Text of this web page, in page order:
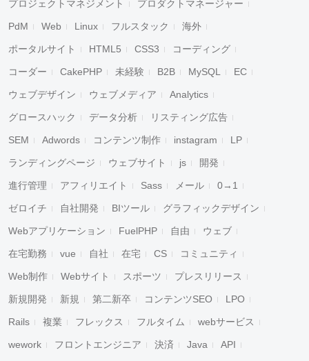
プロジェクトマネジメント プロダクトマネージャー
PdM Web Linux フルスタック 海外
ポータルサイト HTML5 CSS3 コーディング
コーダー CakePHP 未経験 B2B MySQL EC
ウェブデザイン ウェブメディア Analytics
グロースハック データ分析 リスティング広告
SEM Adwords コンテンツ制作 instagram LP
ランディングページ ウェブサイト js 開発
進行管理 アフィリエイト Sass メール 0→1
ゼロイチ 自社開発 BIツール グラフィックデザイン
Webアプリケーション FuelPHP 自由 ウェブ
在宅勤務 vue 自社 在宅 CS コミュニティ
Web制作 Webサイト スポーツ プレスリリース
新規開発 新規 第二新卒 コンテンツSEO LPO
Rails 複業 フレックス フルタイム webサービス
wework フロントエンジニア 決済 Java API